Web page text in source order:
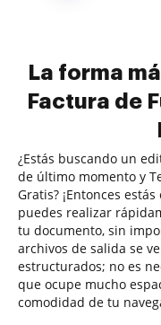
La forma
Factura de
¿Estás buscando un
de último momento y
Gratis? ¡Entonces
puedes realizar
tu documento, sin
archivos de salida se
estructurados; no es
que ocupe mucho
comodidad de tu